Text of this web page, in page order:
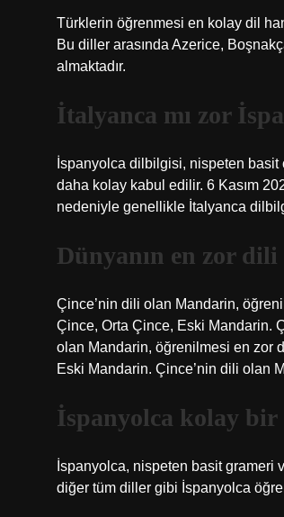
Türklerin öğrenmesi en kolay dil
Bu diller arasında Azerice,
almaktadır.
İtalyanca mı zor
İspanyolca dilbilgisi, nispeten
daha kolay kabul edilir. 6 Kasım
nedeniyle genellikle İtalyanca
Dünyanın en zor
Çince’nin dili olan Mandarin,
Çince, Orta Çince, Eski Mandarin.
olan Mandarin, öğrenilmesi en zor
Eski Mandarin. Çince’nin dili olan
İspanyolca kolay
İspanyolca, nispeten basit
diğer tüm diller gibi İspanyolca